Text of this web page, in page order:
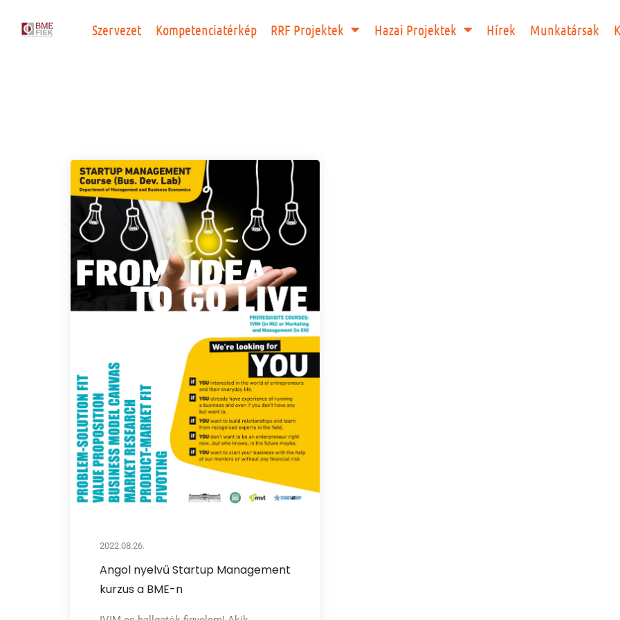
Szervezet Kompetenciatérkép RRF Projektek Hazai Projektek Hírek Munkatársak
2022.08.26.
Angol nyelvű Startup Management
kurzus a BME-n